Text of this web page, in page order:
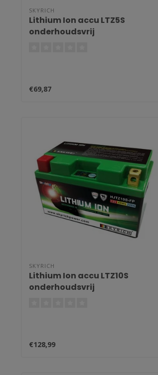
SKYRICH
Lithium Ion accu LTZ5S
onderhoudsvrij
€69,87
SKYRICH
Lithium Ion accu LTZ10S
onderhoudsvrij
€128,99